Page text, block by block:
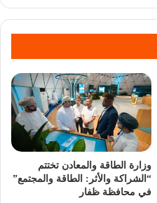
وزارة الطاقة والمعادن تختتم
“الشراكة والأثر: الطاقة والمجتمع”
في محافظة ظفار